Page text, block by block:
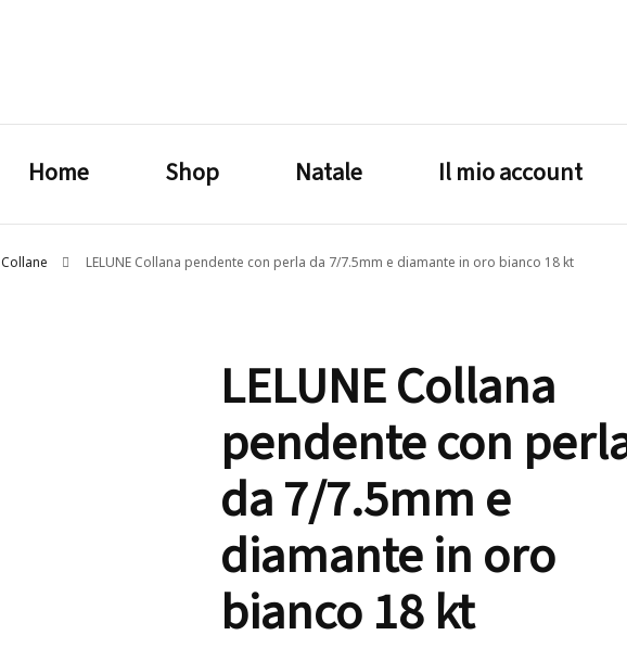
Home Shop Natale Il mio account
Collane LELUNE Collana pendente con perla da 7/7.5mm e diamante in oro bianco 18 kt
LELUNE Collana
pendente con
da 7/7.5mm e
diamante in oro
bianco 18 kt